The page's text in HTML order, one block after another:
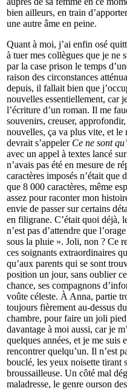
bien ailleurs, en train
une autre âme en peine.
Quant à moi, j’ai enfin osé
à tuer mes collègues que je ne
par la case prison le temps
raison des circonstances
depuis, il fallait bien que
nouvelles essentiellement, car
l’écriture d’un roman. Il me
souvenirs, creuser,
nouvelles, ça va plus vite, et le
devrait s’appeler Ce ne sont
avec un appel à textes lancé
n’avais pas été en mesure de
caractères imposés n’était que
que 8 000 caractères, même
assez pour raconter mon
envie de passer sur certains
en filigrane. C’était quoi déjà,
n’est pas d’attendre que
sous la pluie ». Joli, non ? Ce
ces soignants extraordinaires
qu’aux parents qui se sont
position un jour, sans oublier
chance, ses compagnons
voûte céleste. À Anna, partie
toujours fièrement au-dessus
chambre, pour faire un joli
davantage à moi aussi, car je
quelques années, et je me
rencontrer quelqu’un. Il n’est
bouclé, les yeux noisette tirant
broussailleuse. Un côté mal
maladresse, le genre ourson